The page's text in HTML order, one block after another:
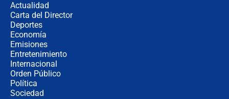
Actualidad
Carta del Director
Deportes
Economía
Emisiones
Entretenimiento
Internacional
Orden Público
Política
Sociedad